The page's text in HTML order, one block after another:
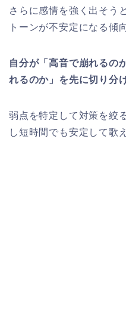
さらに感情を強く出そう
トーンが不安定になる傾
自分が「高音で崩れるの
れるのか」を先に切り分
弱点を特定して対策を絞
し短時間でも安定して歌